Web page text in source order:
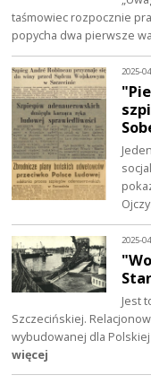
taśmowiec rozpocznie
popycha dwa pierwsze
2025-
2025-
Jest
Szczecińskiej.
wybudowanej dla
więcej